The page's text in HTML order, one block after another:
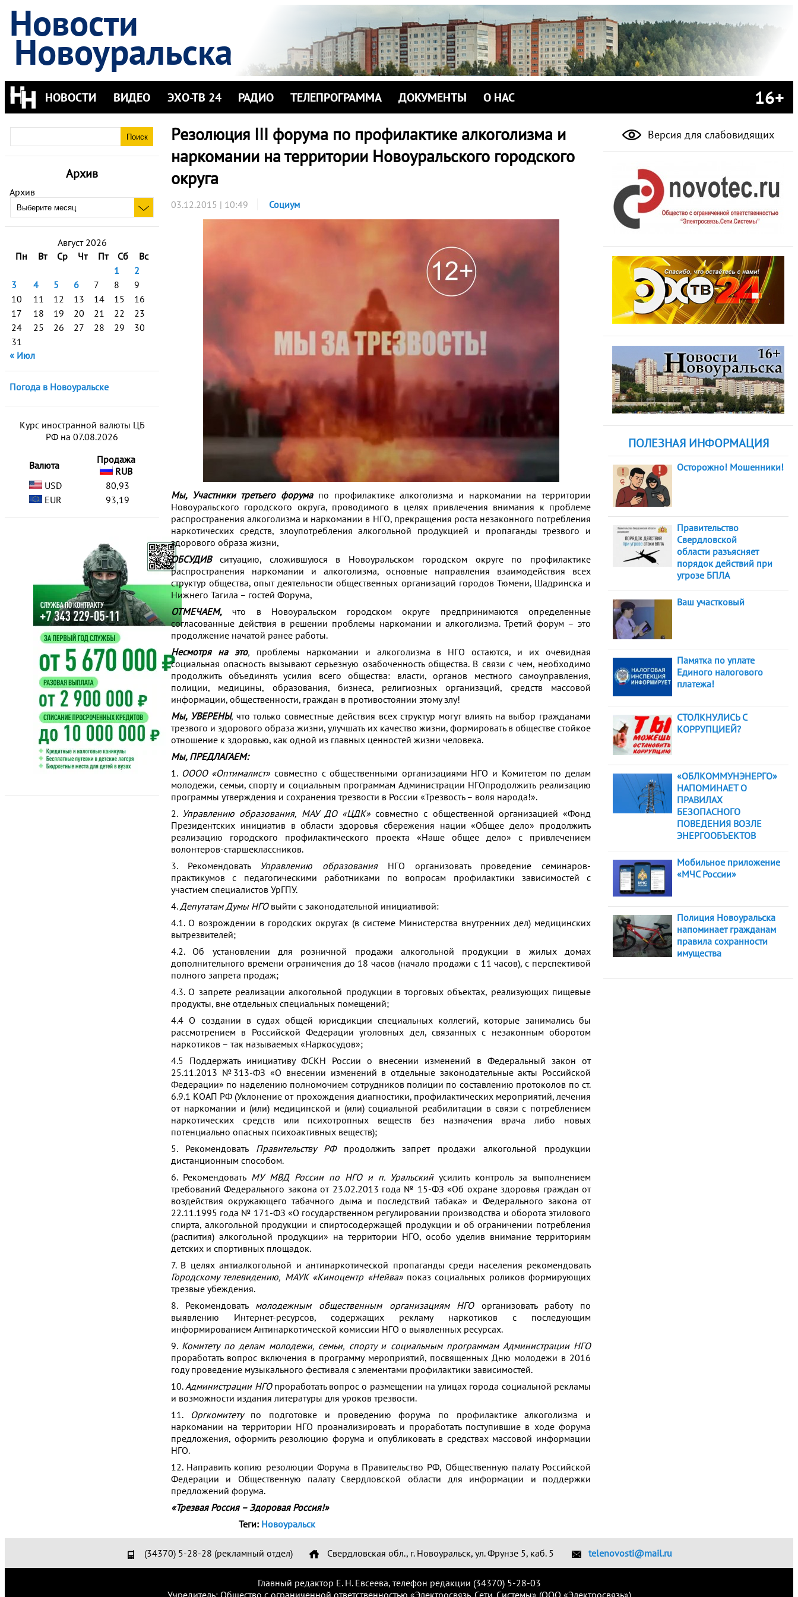
Новости
Новоуральска
НОВОСТИ ВИДЕО ЭХО-ТВ 24 РАДИО ТЕЛЕПРОГРАММА ДОКУМЕНТЫ О НАС 16+
Архив
Архив
Август 2026
Пн
Вт Ср Чт Пт Сб
Вс
1
2
3
4 5 6 7 8
9
10
11 12 13 14 15
16
17
18 19 20 21 22
23
24
25 26 27 28 29
30
31
« Июл
Погода в Новоуральске
Курс иностранной валюты ЦБ
РФ на 07.08.2026
Валюта
Продажа
RUB
USD
80,93
EUR
93,19
Резолюция III форума по профилактике алкоголизма и
наркомании на территории Новоуральского городского
округа
03.12.2015 | 10:49 Социум
Мы, Участники третьего форумапо профилактике алкоголизма и наркомании на территории
Новоуральского городского округа, проводимого в целях привлечения внимания к проблеме
распространения алкоголизма и наркомании в НГО, прекращения роста незаконного потребления
наркотических средств, злоупотребления алкогольной продукцией и пропаганды трезвого и
здорового образа жизни,
ОБСУДИВ ситуацию, сложившуюся в Новоуральском городском округе по профилактике
распространения наркомании и алкоголизма, основные направления взаимодействия всех
структур общества, опыт деятельности общественных организаций городов Тюмени, Шадринска и
Нижнего Тагила – гостей Форума,
ОТМЕЧАЕМ, что в Новоуральском городском округе предпринимаются определенные
согласованные действия в решении проблемы наркомании и алкоголизма. Третий форум – это
продолжение начатой ранее работы.
Несмотря на это, проблемы наркомании и алкоголизма в НГО остаются, и их очевидная
социальная опасность вызывают серьезную озабоченность общества. В связи с чем, необходимо
продолжить объединять усилия всего общества: власти, органов местного самоуправления,
полиции, медицины, образования, бизнеса, религиозных организаций, средств массовой
информации, общественности, граждан в противостоянии этому злу!
Мы, УВЕРЕНЫ, что только совместные действия всех структур могут влиять на выбор гражданами
трезвого и здорового образа жизни, улучшать их качество жизни, формировать в обществе стойкое
отношение к здоровью, как одной из главных ценностей жизни человека.
Мы, ПРЕДЛАГАЕМ:
1. ОООО «Оптималист» совместно с общественными организациями НГО и Комитетом по делам
молодежи, семьи, спорту и социальным программам Администрации НГОпродолжить реализацию
программы утверждения и сохранения трезвости в России «Трезвость – воля народа!».
2. Управлению образования, МАУ ДО «ЦДК» совместно с общественной организацией «Фонд
Президентских инициатив в области здоровья сбережения нации «Общее дело» продолжить
реализацию городского профилактического проекта «Наше общее дело» с привлечением
волонтеров-старшеклассников.
3. Рекомендовать Управлению образованияНГО организовать проведение семинаров-
практикумов с педагогическими работниками по вопросам профилактики зависимостей с
участием специалистов УрГПУ.
4.Депутатам Думы НГОвыйти с законодательной инициативой:
4.1. О возрождении в городских округах (в системе Министерства внутренних дел) медицинских
вытрезвителей;
4.2. Об установлении для розничной продажи алкогольной продукции в жилых домах
дополнительного времени ограничения до 18 часов (начало продажи с 11 часов), с перспективой
полного запрета продаж;
4.3. О запрете реализации алкогольной продукции в торговых объектах, реализующих пищевые
продукты, вне отдельных специальных помещений;
4.4 О создании в судах общей юрисдикции специальных коллегий, которые занимались бы
рассмотрением в Российской Федерации уголовных дел, связанных с незаконным оборотом
наркотиков – так называемых «Наркосудов»;
4.5 Поддержать инициативу ФСКН России о внесении изменений в Федеральный закон от
25.11.2013 №313-ФЗ «О внесении изменений в отдельные законодательные акты Российской
Федерации» по наделению полномочием сотрудников полиции по составлению протоколов по ст.
6.9.1 КОАП РФ (Уклонение от прохождения диагностики, профилактических мероприятий, лечения
от наркомании и (или) медицинской и (или) социальной реабилитации в связи с потреблением
наркотических средств или психотропных веществ без назначения врача либо новых
потенциально опасных психоактивных веществ);
5. Рекомендовать Правительству РФпродолжить запрет продажи алкогольной продукции
дистанционным способом.
6. Рекомендовать МУ МВД России по НГО и п. Уральскийусилить контроль за выполнением
требований Федерального закона от 23.02.2013 года № 15-ФЗ «Об охране здоровья граждан от
воздействия окружающего табачного дыма и последствий табака» и Федерального закона от
22.11.1995 года № 171-ФЗ «О государственном регулировании производства и оборота этилового
спирта, алкогольной продукции и спиртосодержащей продукции и об ограничении потребления
(распития) алкогольной продукции» на территории НГО, особо уделив внимание территориям
детских и спортивных площадок.
7. В целях антиалкогольной и антинаркотической пропаганды среди населения рекомендовать
Городскому телевидению, МАУК «Киноцентр «Нейва»показ социальных роликов формирующих
трезвые убеждения.
8. Рекомендовать молодежным общественным организациям НГОорганизовать работу по
выявлению Интернет-ресурсов, содержащих рекламу наркотиков с последующим
информированием Антинаркотической комиссии НГО о выявленных ресурсах.
9. Комитету по делам молодежи, семьи, спорту и социальным программам Администрации НГО
проработать вопрос включения в программу мероприятий, посвященных Дню молодежи в 2016
году проведение музыкального фестиваля с элементами профилактики зависимостей.
10.Администрации НГОпроработать вопрос о размещении на улицах города социальной рекламы
и возможности издания литературы для уроков трезвости.
11.
Оргкомитетупо подготовке и проведению форума по профилактике алкоголизма и
наркомании на территории НГО проанализировать и проработать поступившие в ходе форума
предложения, оформить резолюцию форума и опубликовать в средствах массовой информации
НГО.
12. Направить копию резолюции Форума в Правительство РФ, Общественную палату Российской
Федерации и Общественную палату Свердловской области для информации и поддержки
предложений форума.
«Трезвая Россия – Здоровая Россия!»
Теги: Новоуральск
Версия для слабовидящих
ПОЛЕЗНАЯ ИНФОРМАЦИЯ
Осторожно! Мошенники!
Правительство
Свердловской
области разъясняет
порядок действий при
угрозе БПЛА
Ваш участковый
Памятка по уплате
Единого налогового
платежа!
СТОЛКНУЛИСЬ С
КОРРУПЦИЕЙ?
«ОБЛКОММУНЭНЕРГО»
НАПОМИНАЕТ О
ПРАВИЛАХ
БЕЗОПАСНОГО
ПОВЕДЕНИЯ ВОЗЛЕ
ЭНЕРГООБЪЕКТОВ
Мобильное приложение
«МЧС России»
Полиция Новоуральска
напоминает гражданам
правила сохранности
имущества
(34370) 5-28-28 (рекламный отдел) Свердловская обл., г. Новоуральск, ул. Фрунзе 5, каб. 5 telenovosti@mail.ru
Главный редактор Е. Н. Евсеева, телефон редакции (34370) 5-28-03
Учредитель: Общество с ограниченной ответственностью «Электросвязь. Сети. Системы» (ООО «Электросвязь»)